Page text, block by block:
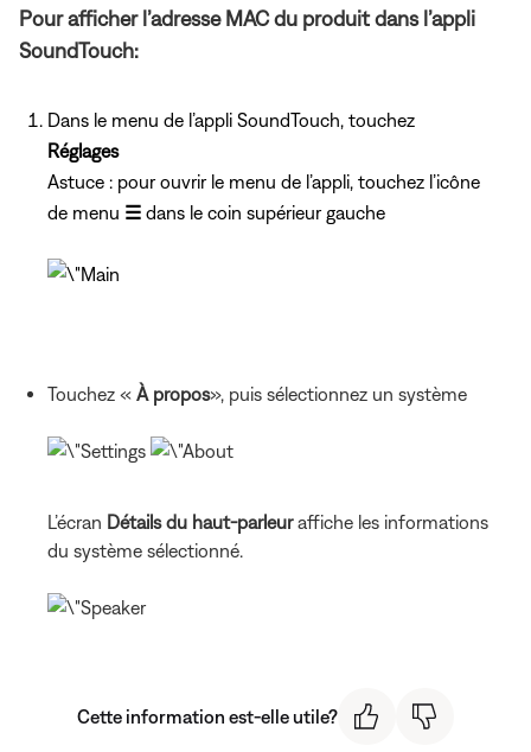
Pour afficher l’adresse MAC du produit dans l’appli
SoundTouch:
Dans le menu de l’appli SoundTouch, touchez
Réglages
Astuce : pour ouvrir le menu de l’appli, touchez l’icône
de menu ☰ dans le coin supérieur gauche
Touchez « À propos», puis sélectionnez un système
L’écran Détails du haut-parleuraffiche les informations
du système sélectionné.
Cette information est-elle utile?